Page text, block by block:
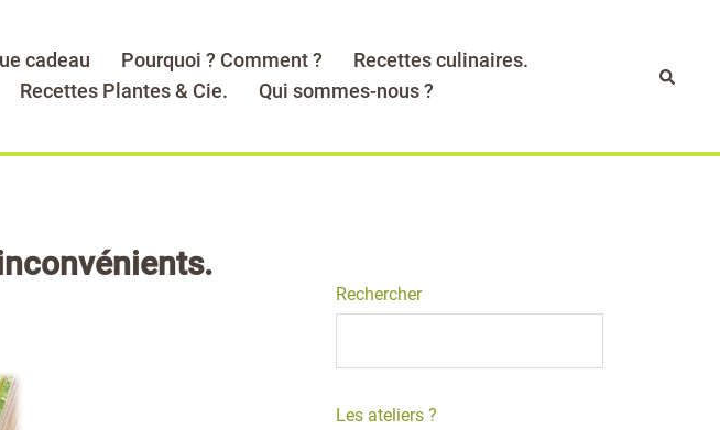
cadeau Pourquoi ? Comment ?
Recettes culinaires.
Recettes Plantes & Cie. Qui sommes-nous ?
Rechercher
Les ateliers ?